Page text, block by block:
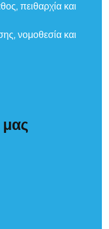
πειθαρχία και
νομοθεσία και
μας